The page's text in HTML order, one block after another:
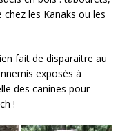
les Kanaks ou les
fait de disparaitre au
exposés à
des canines pour
!